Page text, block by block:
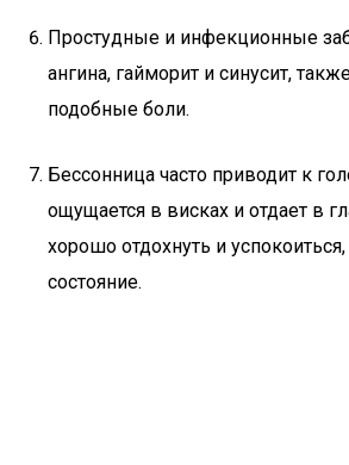
Простудные и инфекционные
ангина, гайморит и синусит,
подобные боли.
Бессонница часто приводит к
ощущается в висках и отдает в
хорошо отдохнуть и
состояние.